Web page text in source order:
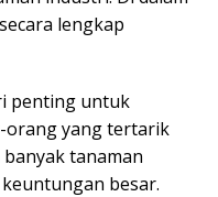
lengkap
penting untuk
orang yang tertarik
tanaman
besar.